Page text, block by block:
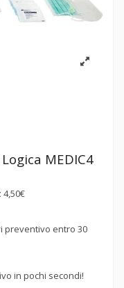
MEDIC4
4,50€
preventivo entro 30
in pochi secondi!